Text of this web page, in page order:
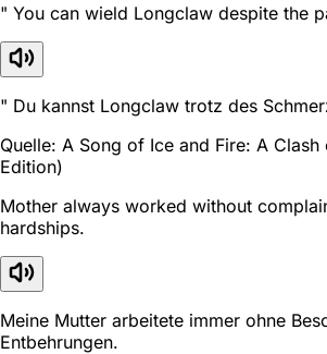
" You can wield Longclaw despite the
" Du kannst Longclaw trotz des
Quelle: A Song of Ice and Fire: A
Edition)
Mother always worked without
hardships.
Meine Mutter arbeitete immer ohne
Entbehrungen.